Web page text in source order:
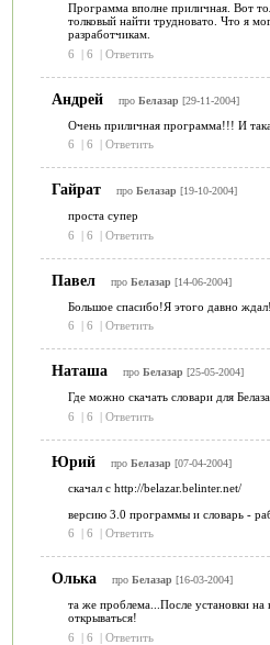
Программа вполне приличная. Вот
толковый найти трудновато. Что я
разработчикам.
6
| 6 | Ответить
Андрей про Белазар [29-11-2004]
Очень приличная программа!!! И
6
| 6 | Ответить
Гайрат про Белазар [19-10-2004]
проста супер
6
| 6 | Ответить
Павел про Белазар [14-06-2004]
Большое спасибо!Я этого давно
6
| 6 | Ответить
Наташа про Белазар [25-05-2004]
Где можно скачать словари для
6
| 6 | Ответить
Юрий про Белазар [07-04-2004]
скачал с http://belazar.belinter.net/
версию 3.0 программы и словарь -
6
| 6 | Ответить
Олька про Белазар [16-03-2004]
та же проблема...После установки на
открываться!
6
| 6 | Ответить